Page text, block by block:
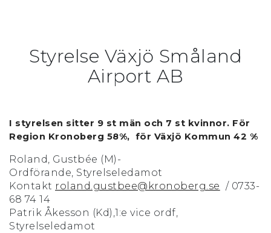
Styrelse Växjö Småland
Airport AB
I styrelsen sitter 9 st män och 7 st kvinnor. För
Region Kronoberg 58%, för Växjö Kommun 42 %
Roland, Gustbée (M)-
Ordförande, Styrelseledamot
Kontakt roland.gustbee@kronoberg.se / 0733-
68 74 14
Patrik Åkesson (Kd),1:e vice ordf,
Styrelseledamot